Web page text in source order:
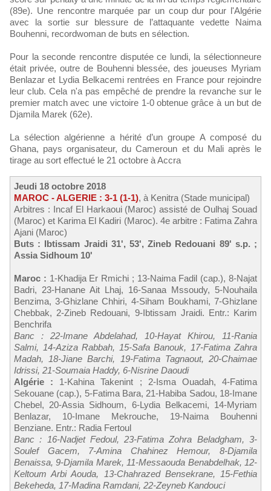
(89e). Une rencontre marquée par un coup dur pour l'Algérie
avec la sortie sur blessure de l’attaquante vedette Naima
Bouhenni, recordwoman de buts en sélection.
Pour la seconde rencontre disputée ce lundi, la sélectionneure
était privée, outre de Bouhenni blessée, des joueuses Myriam
Benlazar et Lydia Belkacemi rentrées en France pour rejoindre
leur club. Cela n'a pas empêché de prendre la revanche sur le
premier match avec une victoire 1-0 obtenue grâce à un but de
Djamila Marek (62e).
La sélection algérienne a hérité d’un groupe A composé du
Ghana, pays organisateur, du Cameroun et du Mali après le
tirage au sort effectué le 21 octobre à Accra
Jeudi 18 octobre 2018
MAROC - ALGERIE : 3-1 (1-1), à Kenitra (Stade municipal)
Arbitres : Incaf El Harkaoui (Maroc) assisté de Oulhaj Souad
(Maroc) et Karima El Kadiri (Maroc). 4e arbitre : Fatima Zahra
Ajani (Maroc)
Buts : Ibtissam Jraidi 31', 53', Zineb Redouani 89' s.p. ;
Assia Sidhoum 10'
Maroc : 1-Khadija Er Rmichi ; 13-Naima Fadil (cap.), 8-Najat
Badri, 23-Hanane Ait Lhaj, 16-Sanaa Mssoudy, 5-Nouhaila
Benzima, 3-Ghizlane Chhiri, 4-Siham Boukhami, 7-Ghizlane
Chebbak, 2-Zineb Redouani, 9-Ibtissam Jraidi. Entr.: Karim
Benchrifa
Banc : 22-Imane Abdelahad, 10-Hayat Khirou, 11-Rania
Salmi, 14-Aziza Rabbah, 15-Safa Banouk, 17-Fatima Zahra
Madah, 18-Jiane Barchi, 19-Fatima Tagnaout, 20-Chaimae
Idrissi, 21-Soumaia Haddy, 6-Nisrine Daoudi
Algérie : 1-Kahina Takenint ; 2-Isma Ouadah, 4-Fatima
Sekouane (cap.), 5-Fatima Bara, 21-Habiba Sadou, 18-Imane
Chebel, 20-Assia Sidhoum, 6-Lydia Belkacemi, 14-Myriam
Benlazar, 10-Imane Mekrouche, 19-Naima Bouhenni
Benziane. Entr.: Radia Fertoul
Banc : 16-Nadjet Fedoul, 23-Fatima Zohra Beladgham, 3-
Soulef Gacem, 7-Amina Chahinez Hemour, 8-Djamila
Benaissa, 9-Djamila Marek, 11-Messaouda Benabdelhak, 12-
Keltoum Arbi Aouda, 13-Chahrazed Bensekrane, 15-Fethia
Bekeheda, 17-Madina Ramdani, 22-Zeyneb Kandouci